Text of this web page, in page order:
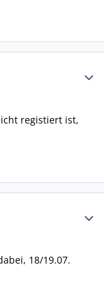
registiert ist,
18/19.07.